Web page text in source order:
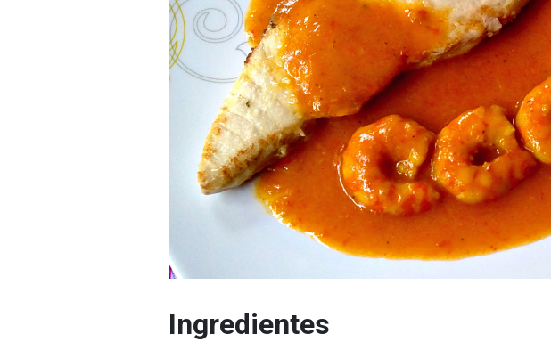
Ingredientes